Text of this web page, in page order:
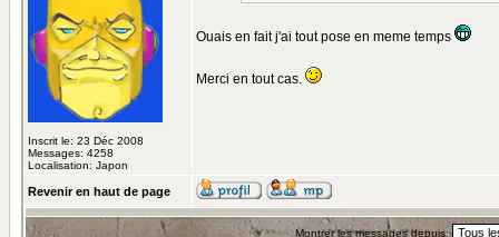
Inscrit le: 23 Déc 2008
Messages: 4258
Localisation: Japon
Ouais en fait j'ai tout pose en meme temps
Merci en tout cas.
Revenir en haut de page
Montrer les messages depuis: